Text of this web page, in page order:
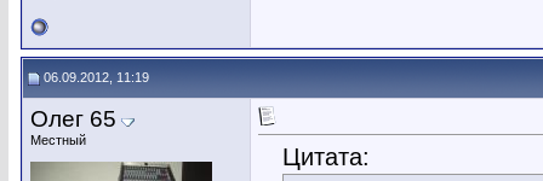
06.09.2012, 11:19
Олег 65
Местный
Цитата: